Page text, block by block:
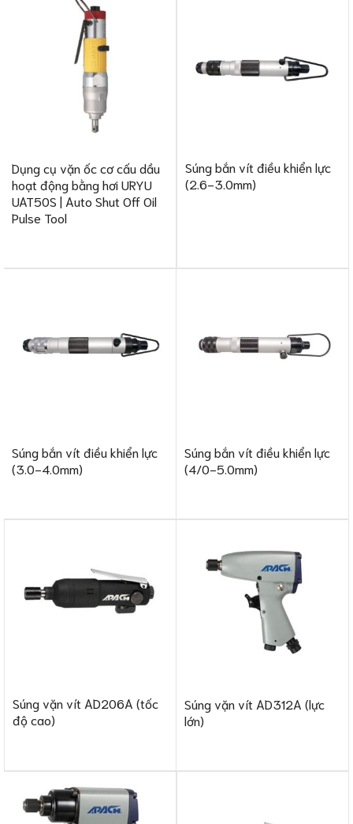
Dụng cụ vặn ốc cơ cấu dầu
hoạt động bằng hơi URYU
UAT50S | Auto Shut Off Oil
Pulse Tool
Súng bắn vít điều khiển lực
(2.6-3.0mm)
Súng bắn vít điều khiển lực
(3.0-4.0mm)
Súng bắn vít điều khiển lực
(4/0-5.0mm)
Súng vặn vít AD206A (tốc
độ cao)
Súng vặn vít AD312A (lực
lớn)